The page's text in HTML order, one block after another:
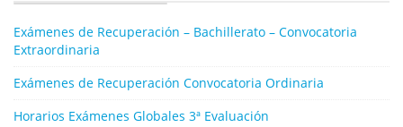
Exámenes de Recuperación – Bachillerato – Convocatoria
Extraordinaria
Exámenes de Recuperación Convocatoria Ordinaria
Horarios Exámenes Globales 3ª Evaluación